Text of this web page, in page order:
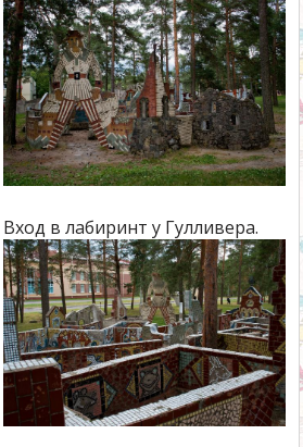
Вход в лабиринт у Гулливера.